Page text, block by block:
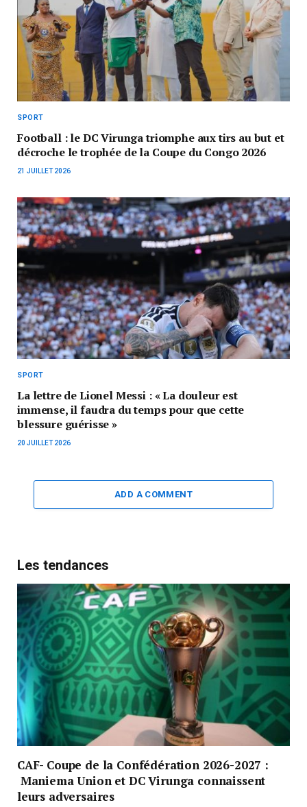
SPORT
Football : le DC Virunga triomphe aux tirs au but et
décroche le trophée de la Coupe du Congo 2026
21 JUILLET 2026
SPORT
La lettre de Lionel Messi : « La douleur est
immense, il faudra du temps pour que cette
blessure guérisse »
20 JUILLET 2026
ADD A COMMENT
Les tendances
CAF- Coupe de la Confédération 2026-2027 :
Maniema Union et DC Virunga connaissent
leurs adversaires